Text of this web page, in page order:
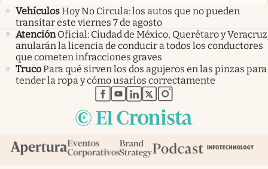
VehículosHoy No Circula: los autos que no pueden
transitar este viernes 7 de agosto
Atención Oficial: Ciudad de México, Querétaro y Veracruz
anularán la licencia de conducir a todos los conductores
que cometen infracciones graves
TrucoPara qué sirven los dos agujeros en las pinzas para
tender la ropa y cómo usarlos correctamente
abre en nueva pestaña
abre en nueva pestaña
abre en nueva pestaña
abre en nueva pestaña
abre en nueva pestaña